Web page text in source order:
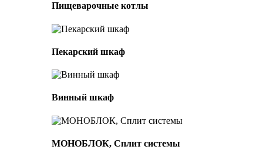
Пищеварочные котлы
Пекарский шкаф
Винный шкаф
МОНОБЛОК, Сплит системы